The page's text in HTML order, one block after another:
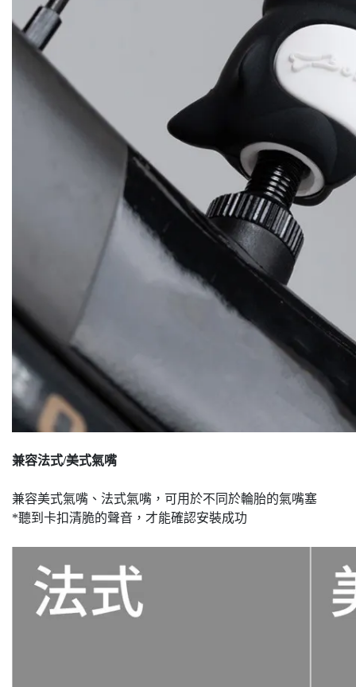
兼容法式/美式氣嘴
兼容美式氣嘴、法式氣嘴，可用於不同於輪胎的氣嘴塞
*聽到卡扣清脆的聲音，才能確認安裝成功